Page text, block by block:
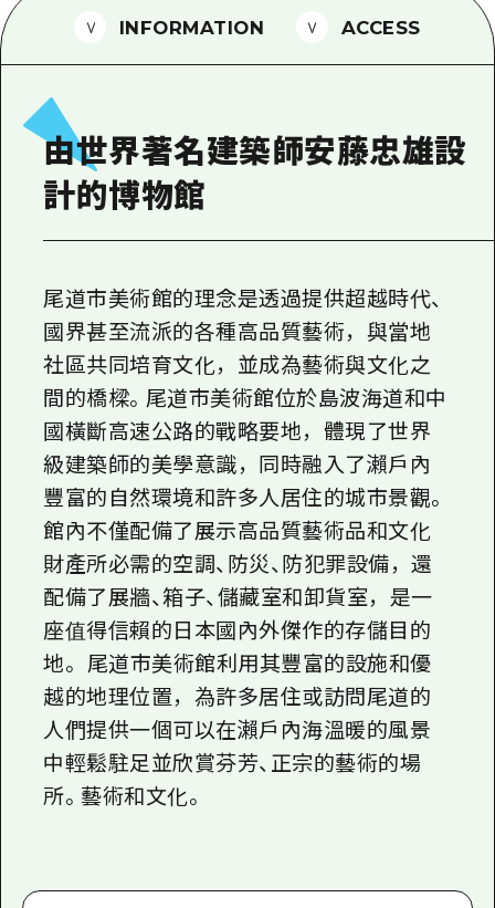
2晚3天
常見問題
照片下載
INFORMATION ACCESS
由世界著名建築師安藤忠雄設
計的博物館
尾道市美術館的理念是透過提供超越時代、
國界甚至流派的各種高品質藝術，與當地
社區共同培育文化，並成為藝術與文化之
間的橋樑。尾道市美術館位於島波海道和中
國橫斷高速公路的戰略要地，體現了世界
級建築師的美學意識，同時融入了瀨戶內
豐富的自然環境和許多人居住的城市景觀。
館內不僅配備了展示高品質藝術品和文化
財產所必需的空調、防災、防犯罪設備，還
配備了展牆、箱子、儲藏室和卸貨室，是一
座值得信賴的日本國內外傑作的存儲目的
地。 尾道市美術館利用其豐富的設施和優
越的地理位置，為許多居住或訪問尾道的
人們提供一個可以在瀨戶內海溫暖的風景
中輕鬆駐足並欣賞芬芳、正宗的藝術的場
所。藝術和文化。